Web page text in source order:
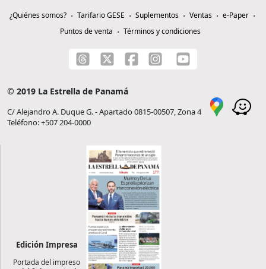
¿Quiénes somos? Tarifario GESE Suplementos Ventas
e-Paper
Puntos de venta
Términos y condiciones
© 2019 La Estrella de Panamá
C/ Alejandro A. Duque G. - Apartado 0815-00507, Zona 4
Teléfono: +507 204-0000
Edición Impresa
Portada del impreso